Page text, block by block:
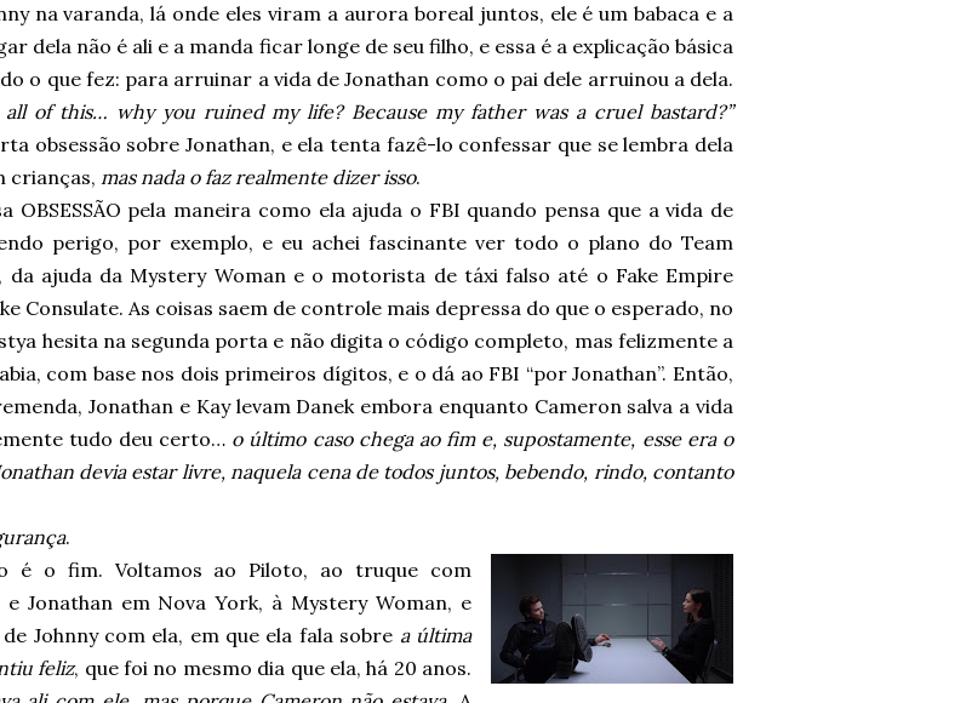
na varanda, lá onde eles viram a aurora boreal juntos, ele é um babaca e a
dela não é ali e a manda ficar longe de seu filho, e essa é a explicação básica
o que fez: para arruinar a vida de Jonathan como o pai dele arruinou a dela.
all of this… why you ruined my life? Because my father was a cruel bastard?”
obsessão sobre Jonathan, e ela tenta fazê-lo confessar que se lembra dela
crianças, mas nada o faz realmente dizer isso.
OBSESSÃO pela maneira como ela ajuda o FBI quando pensa que a vida de
perigo, por exemplo, e eu achei fascinante ver todo o plano do Team
da ajuda da Mystery Woman e o motorista de táxi falso até o Fake Empire
Consulate. As coisas saem de controle mais depressa do que o esperado, no
hesita na segunda porta e não digita o código completo, mas felizmente a
com base nos dois primeiros dígitos, e o dá ao FBI “por Jonathan”. Então,
Jonathan e Kay levam Danek embora enquanto Cameron salva a vida
tudo deu certo… o último caso chega ao fim e, supostamente, esse era o
devia estar livre, naquela cena de todos juntos, bebendo, rindo, contanto
.
é o fim. Voltamos ao Piloto, ao truque com
e Jonathan em Nova York, à Mystery Woman, e
Johnny com ela, em que ela fala sobre a última
feliz, que foi no mesmo dia que ela, há 20 anos.